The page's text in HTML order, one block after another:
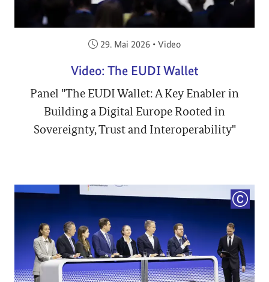
Veröffentlicht am:
29. Mai 2026 • Video
Video: The EUDI Wallet
Panel "The EUDI Wallet: A Key Enabler in
Building a Digital Europe Rooted in
Sovereignty, Trust and Interoperability"